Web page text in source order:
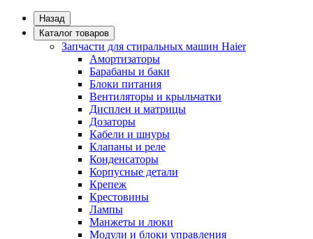
Назад
Каталог товаров
Запчасти для стиральных машин Haier
Амортизаторы
Барабаны и баки
Блоки питания
Вентиляторы и крыльчатки
Дисплеи и матрицы
Дозаторы
Кабели и шнуры
Клапаны и реле
Конденсаторы
Корпусные детали
Крепеж
Крестовины
Лампы
Манжеты и люки
Модули и блоки управления